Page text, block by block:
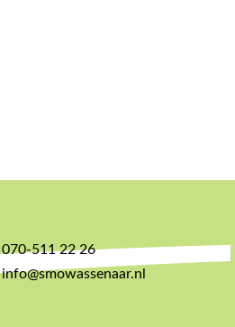
070-511 22 26
info@smowassenaar.nl